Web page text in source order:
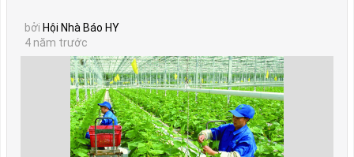
bởi Hội Nhà Báo HY
4 năm trước